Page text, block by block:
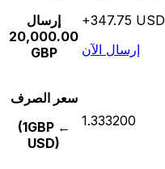
إرسال
20,000.00
GBP
+347.75 USD
إرسال الآن
سعر الصرف
(1GBP ←
USD)
1.333200